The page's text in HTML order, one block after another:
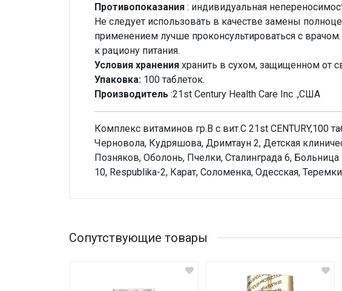
Противопоказания : индивидуальная
Не следует использовать в качестве замены
применением лучше проконсультироваться с
к рациону питания.
Условия хранения хранить в сухом, защищенном от
Упаковка: 100 таблеток.
Производитель :21st Century Health Care Inc .,США
Комплекс витаминов гр.В с вит.С 21st CENTURY,100
Черновола, Кудряшова, Дримтаун 2, Детская
Позняков, Оболонь, Пчелки, Сталинграда 6,
10, Respublika-2, Карат, Соломенка, Одесская,
Сопутствующие товары